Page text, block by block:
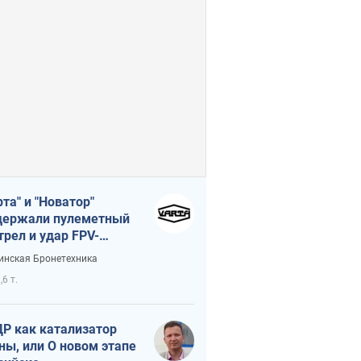
и "Новатор"
пулеметный
и удар FPV-
сохранив жизнь
Бронетехника
т.
как катализатор
или О новом этапе